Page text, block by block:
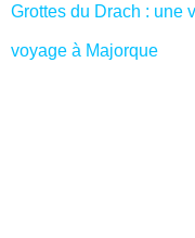
Grottes du Drach : une
voyage à Majorque